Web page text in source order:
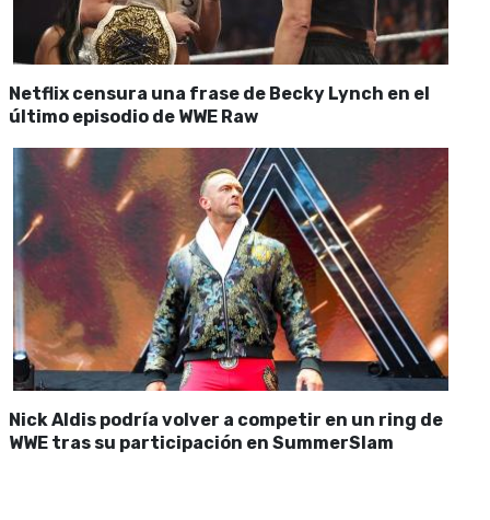
Netflix censura una frase de Becky Lynch en el
último episodio de WWE Raw
Nick Aldis podría volver a competir en un ring de
WWE tras su participación en SummerSlam